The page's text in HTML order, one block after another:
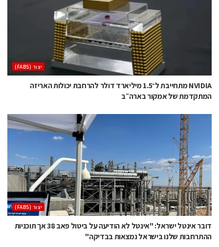
‫יצור (‪(FABS‬‬
NVIDIA מתחייבת ל־1.5 מיליארד דולר להרחבת יכולות האריזה
המתקדמת של אמקור בארה״ב
‫יצור (‪(FABS‬‬
דובר אינטל ישראל: "אינטל לא הודיעה על ביטול פאב 38 אך תוכניות
ההתרחבות שלנו בישראל נמצאות בבדיקה"